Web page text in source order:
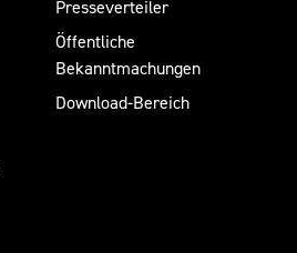
Presseverteiler
Öffentliche
Bekanntmachungen
Download-Bereich